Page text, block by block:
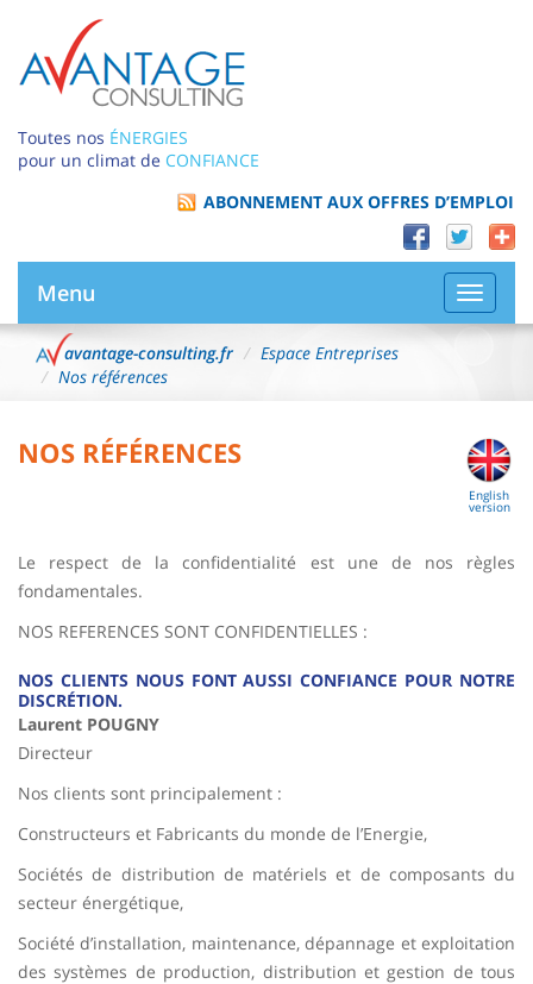
Toutes nos ÉNERGIES
pour un climat de CONFIANCE
ABONNEMENT AUX OFFRES D’EMPLOI
la
Menu
avantage-consulting.fr
Espace Entreprises
Nos références
English
version
NOS RÉFÉRENCES
Le respect de la confidentialité est une de nos règles
fondamentales.
NOS REFERENCES SONT CONFIDENTIELLES :
NOS CLIENTS NOUS FONT AUSSI CONFIANCE POUR NOTRE
DISCRÉTION.
Laurent POUGNY
Directeur
Nos clients sont principalement :
Constructeurs et Fabricants du monde de l’Energie,
Sociétés de distribution de matériels et de composants du
secteur énergétique,
Société d’installation, maintenance, dépannage et exploitation
des systèmes de production, distribution et gestion de tous